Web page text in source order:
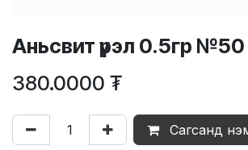
Аньсвит үрэл 0.5гр №50
380.0000 ₮
Сагсанд